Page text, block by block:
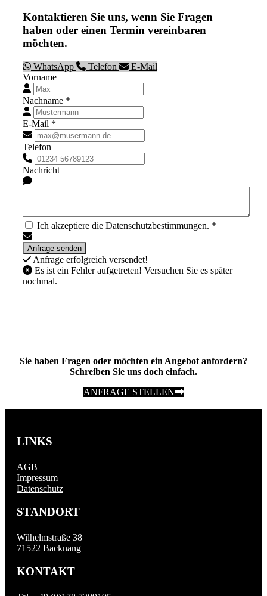
Kontaktieren Sie uns, wenn Sie Fragen
haben oder einen Termin vereinbaren
möchten.
WhatsApp Telefon
E-Mail
Vorname
Nachname *
E-Mail *
Telefon
Nachricht
Ich akzeptiere die Datenschutzbestimmungen. *
Anfrage erfolgreich versendet!
Es ist ein Fehler aufgetreten! Versuchen Sie es später
nochmal.
Sie haben Fragen oder möchten ein Angebot anfordern?
Schreiben Sie uns doch einfach.
ANFRAGE STELLEN
LINKS
AGB
Impressum
Datenschutz
STANDORT
Wilhelmstraße 38
71522 Backnang
KONTAKT